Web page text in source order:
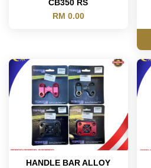
CB350 RS
RM 0.00
HANDLE BAR ALLOY